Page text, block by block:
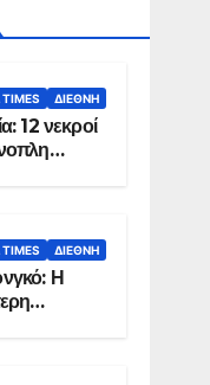
TIMES ΔΙΕΘΝΉ
12 νεκροί
σε χωριό
TIMES ΔΙΕΘΝΉ
Η
Έμπολα